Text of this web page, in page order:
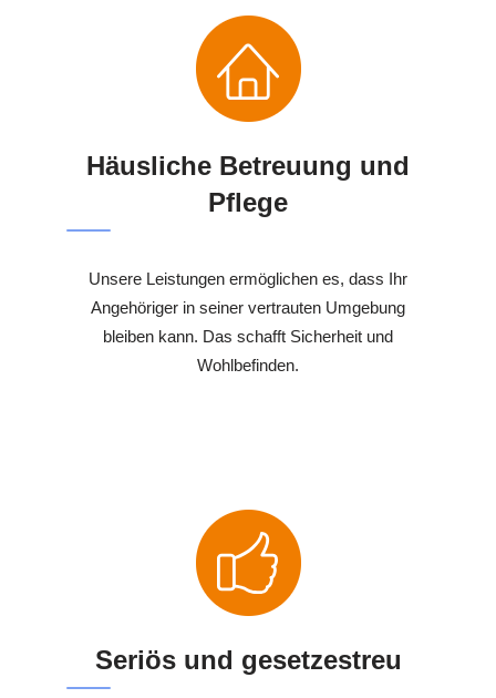
Häusliche Betreuung und
Pflege
Unsere Leistungen ermöglichen es, dass Ihr
Angehöriger in seiner vertrauten Umgebung
bleiben kann. Das schafft Sicherheit und
Wohlbefinden.
Seriös und gesetzestreu